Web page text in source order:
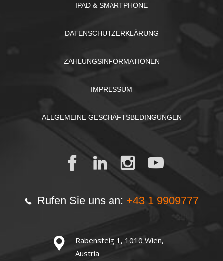
IPAD & SMARTPHONE
DATENSCHUTZERKLÄRUNG
ZAHLUNGSINFORMATIONEN
IMPRESSUM
ALLGEMEINE GESCHÄFTSBEDINGUNGEN
Rufen Sie uns an: +43 1 9909777
Rabensteig 1, 1010 Wien,
Austria